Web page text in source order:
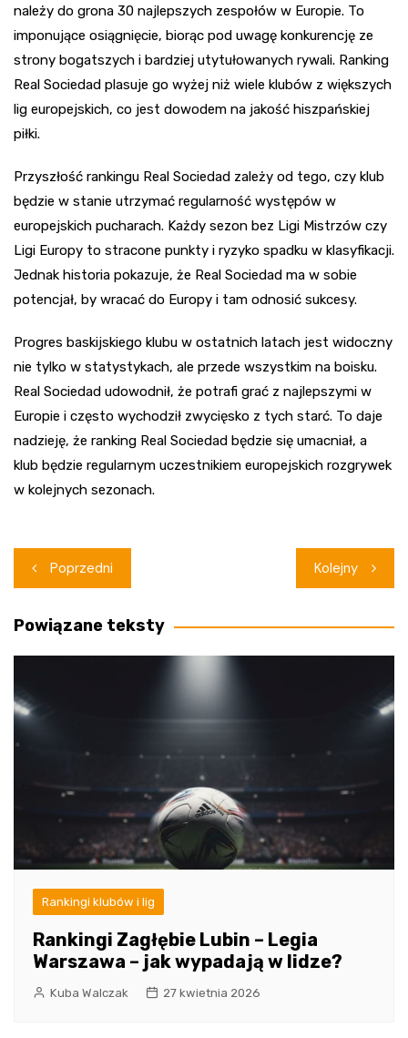
należy do grona 30 najlepszych zespołów w Europie. To
imponujące osiągnięcie, biorąc pod uwagę konkurencję ze
strony bogatszych i bardziej utytułowanych rywali. Ranking
Real Sociedad plasuje go wyżej niż wiele klubów z większych
lig europejskich, co jest dowodem na jakość hiszpańskiej
piłki.
Przyszłość rankingu Real Sociedad zależy od tego, czy klub
będzie w stanie utrzymać regularność występów w
europejskich pucharach. Każdy sezon bez Ligi Mistrzów czy
Ligi Europy to stracone punkty i ryzyko spadku w klasyfikacji.
Jednak historia pokazuje, że Real Sociedad ma w sobie
potencjał, by wracać do Europy i tam odnosić sukcesy.
Progres baskijskiego klubu w ostatnich latach jest widoczny
nie tylko w statystykach, ale przede wszystkim na boisku.
Real Sociedad udowodnił, że potrafi grać z najlepszymi w
Europie i często wychodził zwycięsko z tych starć. To daje
nadzieję, że ranking Real Sociedad będzie się umacniał, a
klub będzie regularnym uczestnikiem europejskich rozgrywek
w kolejnych sezonach.
Nawigacja
wpisu
Poprzedni Kolejny
Powiązane teksty
Rankingi klubów i lig
Rankingi Zagłębie Lubin – Legia
Warszawa – jak wypadają w lidze?
Kuba Walczak 27 kwietnia 2026